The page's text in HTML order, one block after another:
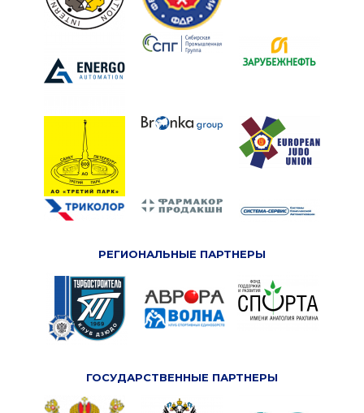
РЕГИОНАЛЬНЫЕ ПАРТНЕРЫ
ГОСУДАРСТВЕННЫЕ ПАРТНЕРЫ